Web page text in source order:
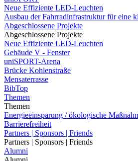
Neue Effiziente LED-Leuchten
Ausbau der Fahrradinfrastruktur für eine
Abgeschlossene Projekte
Abgeschlossene Projekte
Neue Effiziente LED-Leuchten
Gebäude V - Fenster
uniSPORT-Arena
Brücke Kohlenstraße
Mensaterrasse
BibTop
Themen
Themen
Energieeinsparung / ökologische
Barrierefreiheit
Partners | Sponsors | Friends
Partners | Sponsors | Friends
Alumni